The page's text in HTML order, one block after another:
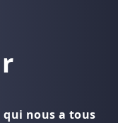
nous a tous